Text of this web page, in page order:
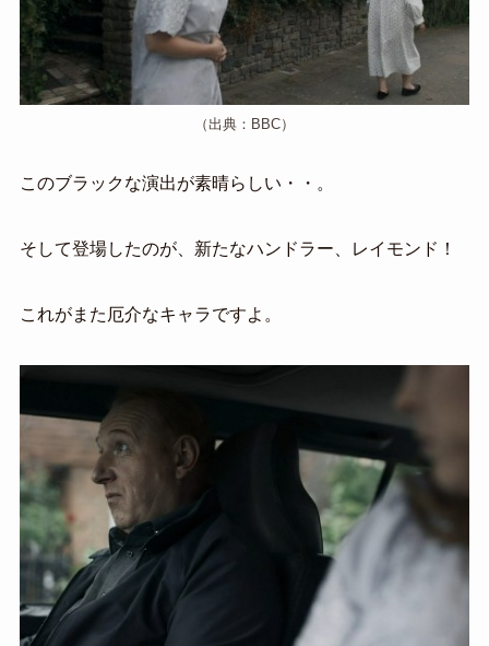
（出典：BBC）
このブラックな演出が素晴らしい・・。
そして登場したのが、新たなハンドラー、レイモンド！
これがまた厄介なキャラですよ。